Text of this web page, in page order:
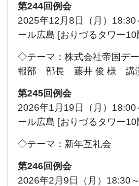
第244回例会
2025年12月8日（月）18:30
ール広島 [おりづるタワー10
◇テーマ：株式会社帝国デ
報部 部長 藤井 俊 様 講
第245回例会
2026年1月19日（月）18:00
ール広島 [おりづるタワー10
◇テーマ：新年互礼会
第246回例会
2026年2月9日（月）18:30